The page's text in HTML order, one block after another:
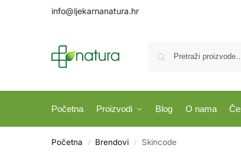
info@ljekarnanatura.hr
Početna Proizvodi Blog O nama
Početna / Brendovi / Skincode